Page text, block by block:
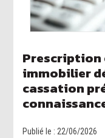
Prescription
immobilier
cassation
Publié le : 22/06/2026